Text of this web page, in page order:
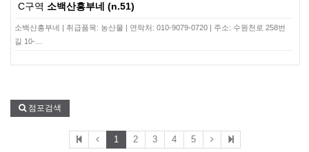
C구역 소백산흥부네 (n.51)
소백산흥부네 | 취급품목: 농산물 | 연락처: 010-9079-0720 | 주소: 수원천로 258번
길 10-…
점포검색
1 2 3 4 5